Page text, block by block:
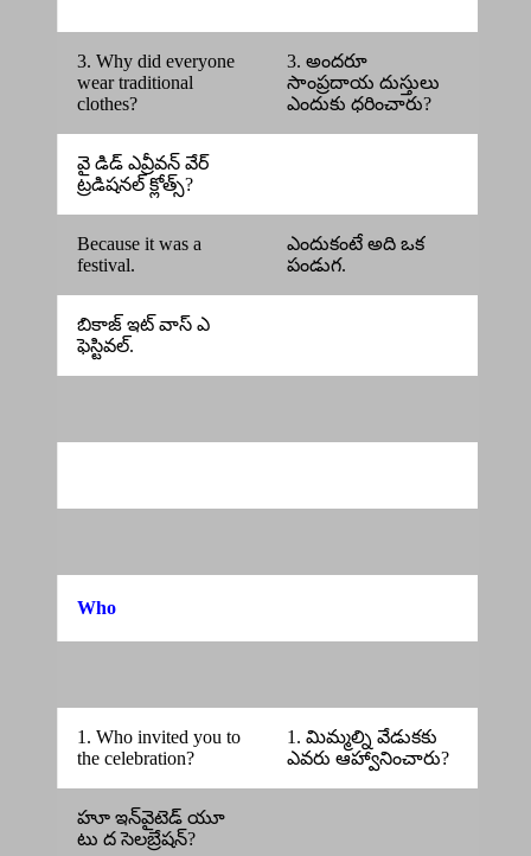
3. Why did everyone
wear traditional
clothes?
3. అందరూ
సాంప్రదాయ దుస్తులు
ఎందుకు ధరించారు?
వై డిడ్ ఎవ్రీవన్ వేర్
ట్రడిషనల్ క్లోత్స్?
Because it was a
festival.
ఎందుకంటే అది ఒక
పండుగ.
బికాజ్ ఇట్ వాస్ ఎ
ఫెస్టివల్.
Who
1. Who invited you to
the celebration?
1. మిమ్మల్ని వేడుకకు
ఎవరు ఆహ్వానించారు?
హూ ఇన్‌వైటెడ్ యూ
టు ద సెలబ్రేషన్?